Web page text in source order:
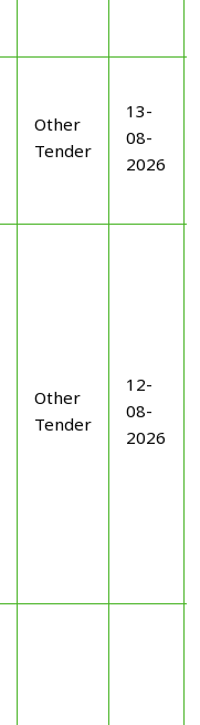
Other
Tender
13-
08-
2026
Other
Tender
12-
08-
2026